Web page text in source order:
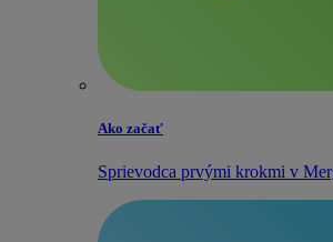
Ako začať
Sprievodca prvými krokmi v